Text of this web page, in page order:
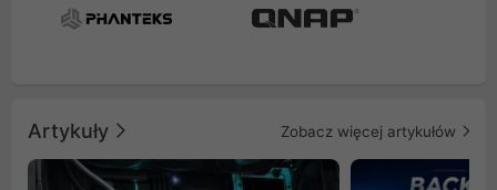
Artykuły Zobacz więcej artykułów